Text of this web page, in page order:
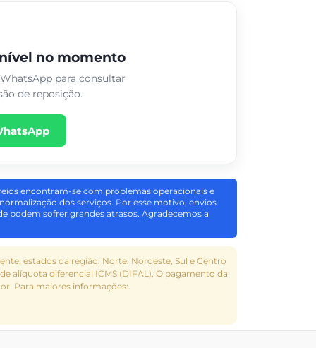
no momento
para consultar
de reposição.
encontram-se com problemas operacionais e
dos serviços. Por esse motivo, envios
podem sofrer grandes atrasos. Agradecemos a
estados da região: Norte, Nordeste, Sul e Centro
alíquota diferencial ICMS (DIFAL). O pagamento da
Para maiores informações: